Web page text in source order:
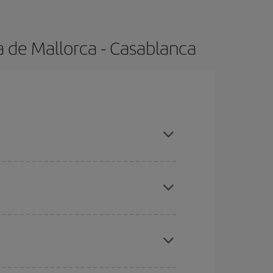
Mallorca - Casablanca
días cercanos